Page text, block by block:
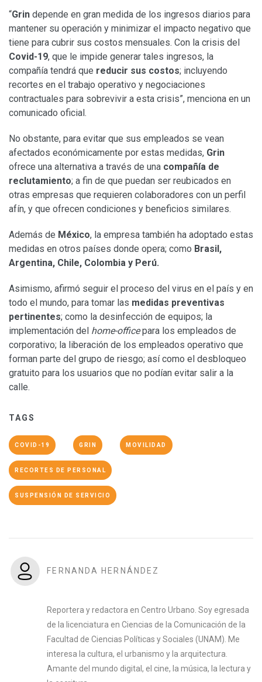
“Grin depende en gran medida de los ingresos diarios para
mantener su operación y minimizar el impacto negativo que
tiene para cubrir sus costos mensuales. Con la crisis del
Covid-19, que le impide generar tales ingresos, la
compañía tendrá que reducir sus costos; incluyendo
recortes en el trabajo operativo y negociaciones
contractuales para sobrevivir a esta crisis”, menciona en un
comunicado oficial.
No obstante, para evitar que sus empleados se vean
afectados económicamente por estas medidas, Grin
ofrece una alternativa a través de una compañía de
reclutamiento; a fin de que puedan ser reubicados en
otras empresas que requieren colaboradores con un perfil
afín, y que ofrecen condiciones y beneficios similares.
Además de México, la empresa también ha adoptado estas
medidas en otros países donde opera; como Brasil,
Argentina, Chile, Colombia y Perú.
Asimismo, afirmó seguir el proceso del virus en el país y en
todo el mundo, para tomar las medidas preventivas
pertinentes; como la desinfección de equipos; la
implementación del home-officepara los empleados de
corporativo; la liberación de los empleados operativo que
forman parte del grupo de riesgo; así como el desbloqueo
gratuito para los usuarios que no podían evitar salir a la
calle.
TAGS
COVID-19 GRIN MOVILIDAD
RECORTES DE PERSONAL
SUSPENSIÓN DE SERVICIO
FERNANDA HERNÁNDEZ
Reportera y redactora en Centro Urbano. Soy egresada
de la licenciatura en Ciencias de la Comunicación de la
Facultad de Ciencias Políticas y Sociales (UNAM). Me
interesa la cultura, el urbanismo y la arquitectura.
Amante del mundo digital, el cine, la música, la lectura y